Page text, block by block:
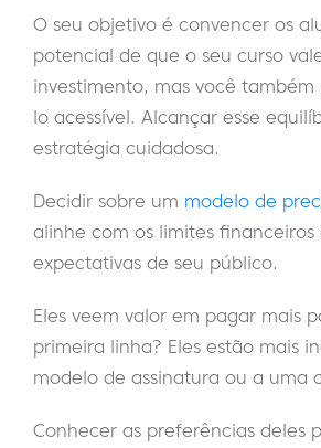
O seu objetivo é convencer os
potencial de que o seu curso
investimento, mas você
lo acessível. Alcançar esse
estratégia cuidadosa.
Decidir sobre um modelo de
alinhe com os limites financeiros
expectativas de seu público.
Eles veem valor em pagar mais
primeira linha? Eles estão mais
modelo de assinatura ou a uma
Conhecer as preferências deles